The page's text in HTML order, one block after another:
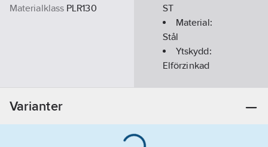
Materialklass PLR130
ST
Material:
Stål
Ytskydd:
Elförzinkad
Varianter